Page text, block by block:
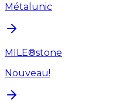
Métalunic
MILE®stone
Nouveau!